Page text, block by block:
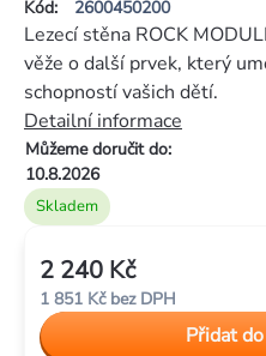
Kód: 2600450200
je
0,0
5
hvězdiček.
Skladem
Můžeme doručit do:
10.8.2026
Lezecí stěna ROCK
věže o další prvek, který
schopností vašich dětí.
Detailní informace
2 240 Kč
1 851 Kč bez DPH
cena:
Přidat